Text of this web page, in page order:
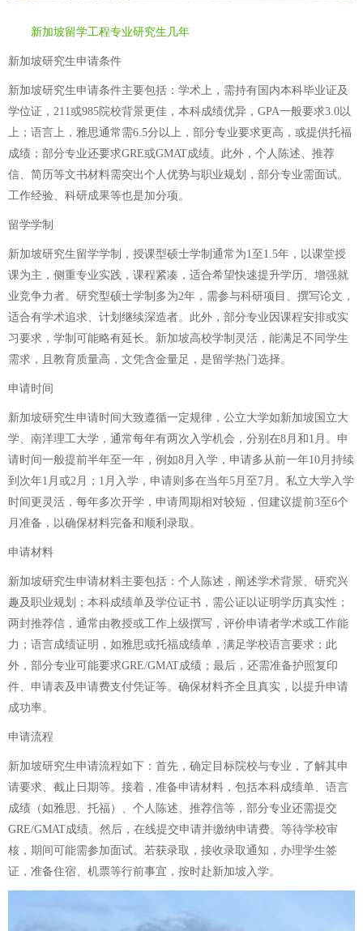
新加坡留学工程专业研究生几年
新加坡研究生申请条件
新加坡研究生申请条件主要包括：学术上，需持有国内本科毕业证及
学位证，211或985院校背景更佳，本科成绩优异，GPA一般要求3.0以
上；语言上，雅思通常需6.5分以上，部分专业要求更高，或提供托福
成绩；部分专业还要求GRE或GMAT成绩。此外，个人陈述、推荐
信、简历等文书材料需突出个人优势与职业规划，部分专业需面试。
工作经验、科研成果等也是加分项。
留学学制
新加坡研究生留学学制，授课型硕士学制通常为1至1.5年，以课堂授
课为主，侧重专业实践，课程紧凑，适合希望快速提升学历、增强就
业竞争力者。研究型硕士学制多为2年，需参与科研项目、撰写论文，
适合有学术追求、计划继续深造者。此外，部分专业因课程安排或实
习要求，学制可能略有延长。新加坡高校学制灵活，能满足不同学生
需求，且教育质量高，文凭含金量足，是留学热门选择。
申请时间
新加坡研究生申请时间大致遵循一定规律，公立大学如新加坡国立大
学、南洋理工大学，通常每年有两次入学机会，分别在8月和1月。申
请时间一般提前半年至一年，例如8月入学，申请多从前一年10月持续
到次年1月或2月；1月入学，申请则多在当年5月至7月。私立大学入学
时间更灵活，每年多次开学，申请周期相对较短，但建议提前3至6个
月准备，以确保材料完备和顺利录取。
申请材料
新加坡研究生申请材料主要包括：个人陈述，阐述学术背景、研究兴
趣及职业规划；本科成绩单及学位证书，需公证以证明学历真实性；
两封推荐信，通常由教授或工作上级撰写，评价申请者学术或工作能
力；语言成绩证明，如雅思或托福成绩单，满足学校语言要求；此
外，部分专业可能要求GRE/GMAT成绩；最后，还需准备护照复印
件、申请表及申请费支付凭证等。确保材料齐全且真实，以提升申请
成功率。
申请流程
新加坡研究生申请流程如下：首先，确定目标院校与专业，了解其申
请要求、截止日期等。接着，准备申请材料，包括本科成绩单、语言
成绩（如雅思、托福）、个人陈述、推荐信等，部分专业还需提交
GRE/GMAT成绩。然后，在线提交申请并缴纳申请费。等待学校审
核，期间可能需参加面试。若获录取，接收录取通知，办理学生签
证，准备住宿、机票等行前事宜，按时赴新加坡入学。